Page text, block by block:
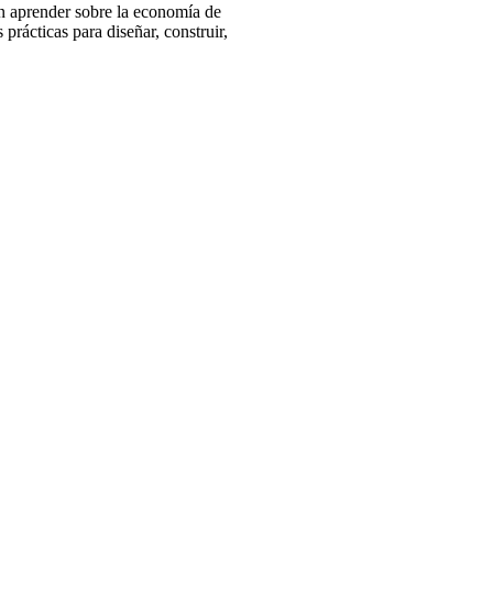
sobre la economía de
para diseñar, construir,